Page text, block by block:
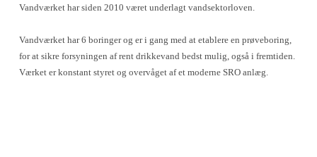
Vandværket har siden 2010 været underlagt vandsektorloven.
Vandværket har 6 boringer og er i gang med at etablere en prøveboring,
for at sikre forsyningen af rent drikkevand bedst mulig, også i fremtiden.
Værket er konstant styret og overvåget af et moderne SRO anlæg.